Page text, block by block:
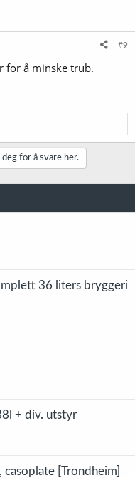
#9
for å minske trub.
for å svare her.
36 liters bryggeri
+ div. utstyr
[Trondheim]